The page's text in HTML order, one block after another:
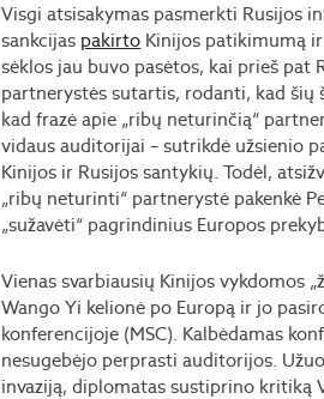
Visgi atsisakymas pasmerkti Rusijos
sankcijas pakirto Kinijos patikimumą
sėklos jau buvo pasėtos, kai prieš pat
partnerystės sutartis, rodanti, kad šių
kad frazė apie „ribų neturinčią“
vidaus auditorijai – sutrikdė užsienio
Kinijos ir Rusijos santykių. Todėl,
„ribų neturinti“ partnerystė pakenkė
„sužavėti“ pagrindinius Europos
Vienas svarbiausių Kinijos vykdomos
Wango Yi kelionė po Europą ir jo
konferencijoje (MSC). Kalbėdamas
nesugebėjo perprasti auditorijos.
invaziją, diplomatas sustiprino kritiką